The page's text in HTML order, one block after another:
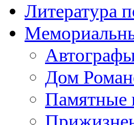
Литература
Дом
Памятные